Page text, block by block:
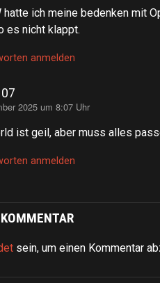
hatte ich meine bedenken mit
es nicht klappt.
anmelden
2025 um 8:07 Uhr
ist geil, aber muss alles
anmelden
sein, um einen Kommentar